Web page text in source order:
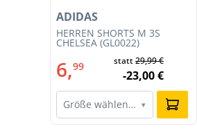
HERREN SHORTS M 3S
CHELSEA (GL0022)
ADIDAS
6,99 statt29,99 €
-23,00 €
Größe wählen… ▾